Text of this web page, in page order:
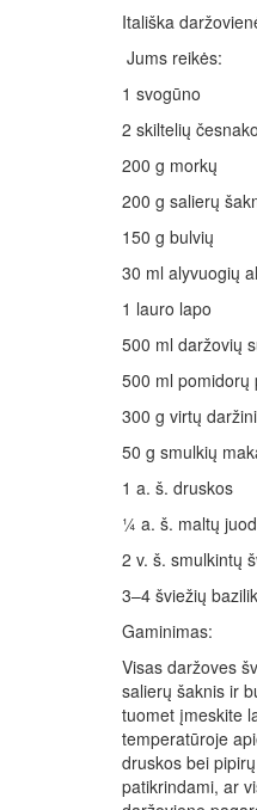
Itališka
Jums reikės:
1 svogūno
2 skiltelių česnako
200 g morkų
200 g salierų
150 g bulvių
30 ml alyvuogių
1 lauro lapo
500 ml daržovių
500 ml pomidorų
300 g virtų
50 g smulkių
1 a. š. druskos
¼ a. š. maltų
2 v. š. smulkintų
3–4 šviežių
Gaminimas:
Visas daržoves
salierų šaknis ir
tuomet įmeskite
temperatūroje
druskos bei
patikrindami, ar